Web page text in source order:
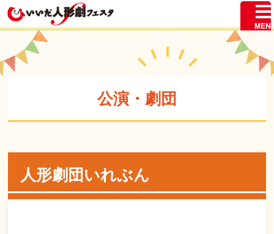
公演・劇団
人形劇団いれぶん